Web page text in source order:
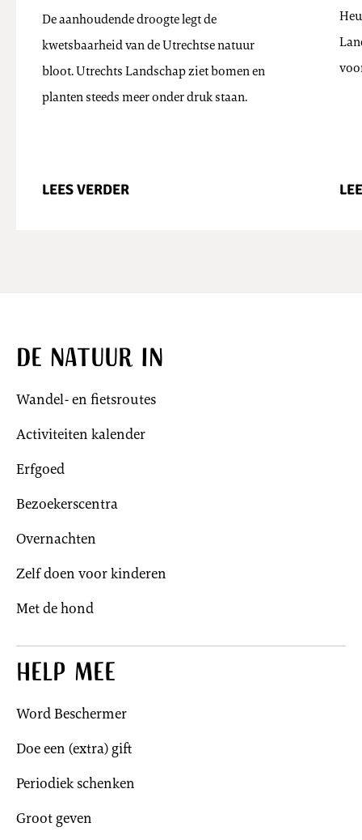
De aanhoudende droogte legt de
kwetsbaarheid van de Utrechtse natuur
bloot. Utrechts Landschap ziet bomen en
planten steeds meer onder druk staan.
LEES VERDER
De natuur in
Wandel- en fietsroutes
Activiteiten kalender
Erfgoed
Bezoekerscentra
Overnachten
Zelf doen voor kinderen
Met de hond
Help mee
Word Beschermer
Doe een (extra) gift
Periodiek schenken
Groot geven